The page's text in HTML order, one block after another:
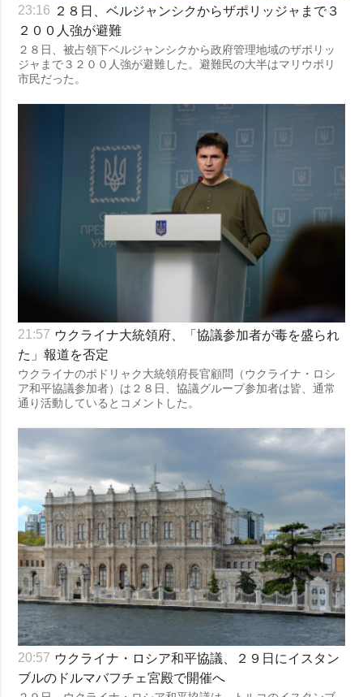
23:16 ２８日、ベルジャンシクからザポリッジャまで３
２００人強が避難
２８日、被占領下ベルジャンシクから政府管理地域のザポリッ
ジャまで３２００人強が避難した。避難民の大半はマリウポリ
市民だった。
21:57 ウクライナ大統領府、「協議参加者が毒を盛られ
た」報道を否定
ウクライナのポドリャク大統領府長官顧問（ウクライナ・ロシ
ア和平協議参加者）は２８日、協議グループ参加者は皆、通常
通り活動しているとコメントした。
20:57 ウクライナ・ロシア和平協議、２９日にイスタン
ブルのドルマバフチェ宮殿で開催へ